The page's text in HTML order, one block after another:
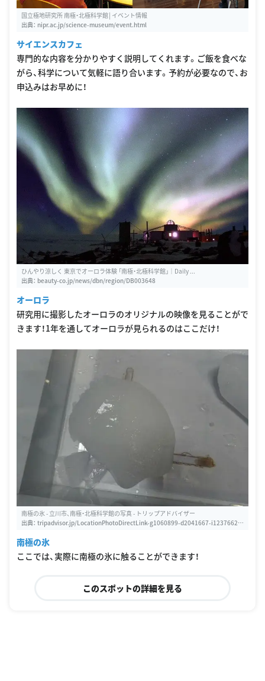
国立極地研究所 南極・北極科学館│イベント情報
出典： nipr.ac.jp/science-museum/event.html
サイエンスカフェ
専門的な内容を分かりやすく説明してくれます。ご飯を食べな
がら、科学について気軽に語り合います。予約が必要なので、お
申込みはお早めに！
ひんやり涼しく 東京でオーロラ体験 「南極・北極科学館」｜Daily ...
出典： beauty-co.jp/news/dbn/region/DB003648
オーロラ
研究用に撮影したオーロラのオリジナルの映像を見ることがで
きます！1年を通してオーロラが見られるのはここだけ！
南極の氷 - 立川市、南極・北極科学館の写真 - トリップアドバイザー
出典： tripadvisor.jp/LocationPhotoDirectLink-g1060899-d2041667-i12376621
南極の氷
ここでは、実際に南極の氷に触ることができます！
このスポットの詳細を見る